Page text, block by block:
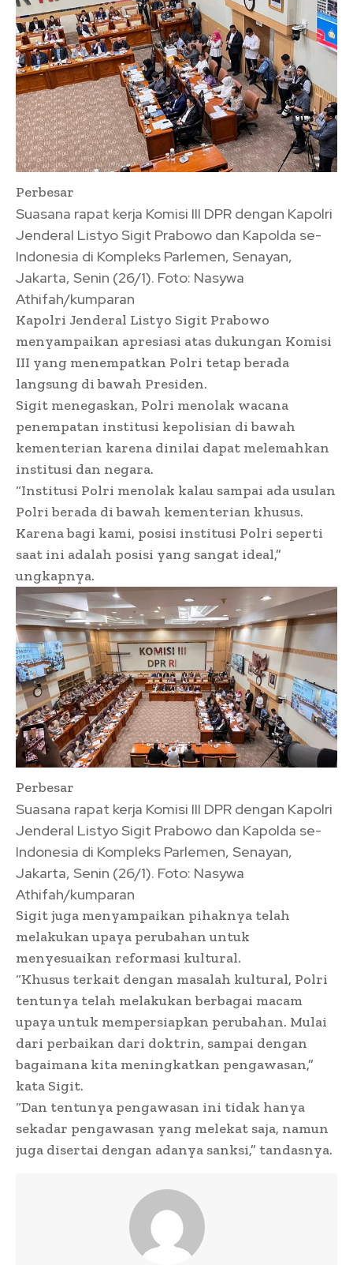
Perbesar
Suasana rapat kerja Komisi III DPR dengan Kapolri
Jenderal Listyo Sigit Prabowo dan Kapolda se-
Indonesia di Kompleks Parlemen, Senayan,
Jakarta, Senin (26/1). Foto: Nasywa
Athifah/kumparan
Kapolri Jenderal Listyo Sigit Prabowo
menyampaikan apresiasi atas dukungan Komisi
III yang menempatkan Polri tetap berada
langsung di bawah Presiden.
Sigit menegaskan, Polri menolak wacana
penempatan institusi kepolisian di bawah
kementerian karena dinilai dapat melemahkan
institusi dan negara.
“Institusi Polri menolak kalau sampai ada usulan
Polri berada di bawah kementerian khusus.
Karena bagi kami, posisi institusi Polri seperti
saat ini adalah posisi yang sangat ideal,”
ungkapnya.
Perbesar
Suasana rapat kerja Komisi III DPR dengan Kapolri
Jenderal Listyo Sigit Prabowo dan Kapolda se-
Indonesia di Kompleks Parlemen, Senayan,
Jakarta, Senin (26/1). Foto: Nasywa
Athifah/kumparan
Sigit juga menyampaikan pihaknya telah
melakukan upaya perubahan untuk
menyesuaikan reformasi kultural.
“Khusus terkait dengan masalah kultural, Polri
tentunya telah melakukan berbagai macam
upaya untuk mempersiapkan perubahan. Mulai
dari perbaikan dari doktrin, sampai dengan
bagaimana kita meningkatkan pengawasan,”
kata Sigit.
“Dan tentunya pengawasan ini tidak hanya
sekadar pengawasan yang melekat saja, namun
juga disertai dengan adanya sanksi,” tandasnya.